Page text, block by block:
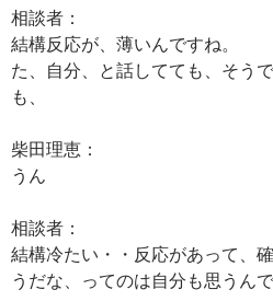
相談者：
結構反応が、薄いんですね。
た、自分、と話してても、そう
も、
柴田理恵：
うん
相談者：
結構冷たい・・反応があって、
うだな、ってのは自分も思うんで